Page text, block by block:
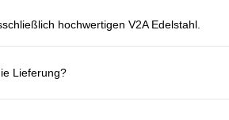
hochwertigen V2A Edelstahl.
Lieferung?